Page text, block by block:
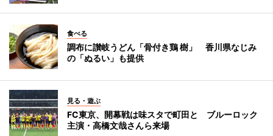
食べる
調布に讃岐うどん「骨付き鶏 樹」 香川県なじみ
の「ぬるい」も提供
見る・遊ぶ
FC東京、開幕戦は味スタで町田と ブルーロック
主演・高橋文哉さんら来場